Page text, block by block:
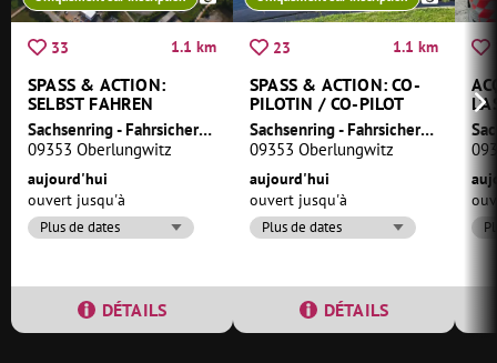
33 1.1 km
SPASS & ACTION: S
ELBST FAHREN
Sachsenring - Fahrsicherheitszentrum am Sachsenring
09353 Oberlungwitz
aujourd'hui
ouvert jusqu'à
Plus de dates
DÉTAILS
23 1.1 km
SPASS & ACTION: CO-P
ILOTIN / CO-PILOT
Sachsenring - Fahrsicherheitszentrum am Sachsenring
09353 Oberlungwitz
aujourd'hui
ouvert jusqu'à
Plus de dates
DÉTAILS